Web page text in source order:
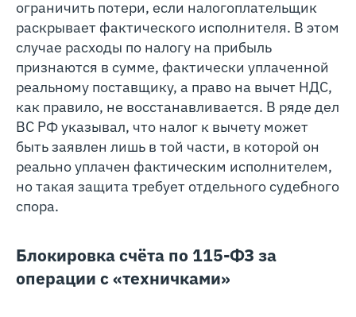
ограничить потери, если налогоплательщик
раскрывает фактического исполнителя. В этом
случае расходы по налогу на прибыль
признаются в сумме, фактически уплаченной
реальному поставщику, а право на вычет НДС,
как правило, не восстанавливается. В ряде дел
ВС РФ указывал, что налог к вычету может
быть заявлен лишь в той части, в которой он
реально уплачен фактическим исполнителем,
но такая защита требует отдельного судебного
спора.
Блокировка счёта по 115-ФЗ за
операции с «техничками»